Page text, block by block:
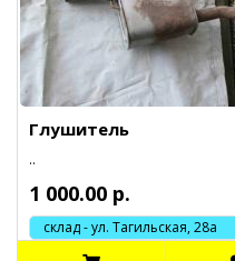
Глушитель
..
1 000.00 р.
склад - ул. Тагильская, 28а